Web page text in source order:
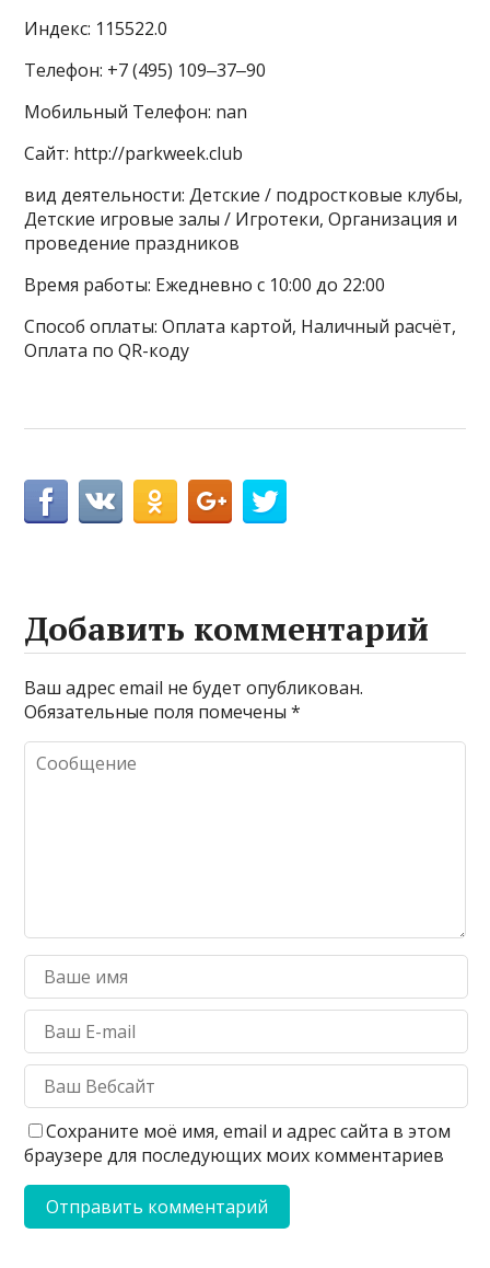
Индекс: 115522.0
Телефон: +7 (495) 109‒37‒90
Мобильный Телефон: nan
Сайт: http://parkweek.club
вид деятельности: Детские / подростковые клубы,
Детские игровые залы / Игротеки, Организация и
проведение праздников
Время работы: Ежедневно с 10:00 до 22:00
Способ оплаты: Оплата картой, Наличный расчёт,
Оплата по QR-коду
Добавить комментарий
Ваш адрес email не будет опубликован.
Обязательные поля помечены*
Сохраните моё имя, email и адрес сайта в этом
браузере для последующих моих комментариев